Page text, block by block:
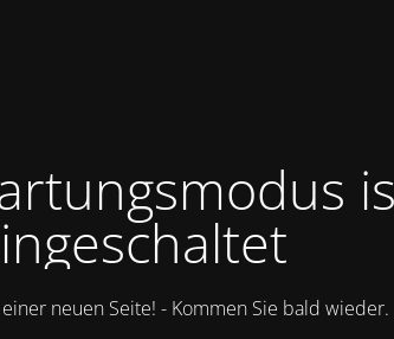
neuen Seite! - Kommen Sie bald wieder.